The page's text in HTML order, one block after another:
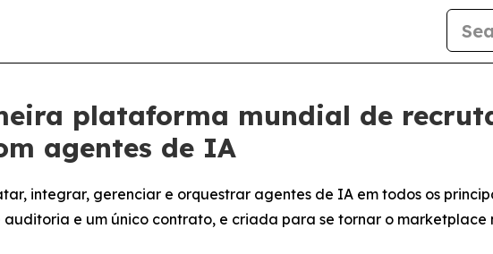
plataforma mundial de
agentes de IA
integrar, gerenciar e orquestrar agentes de IA em todos os
auditoria e um único contrato, e criada para se tornar o